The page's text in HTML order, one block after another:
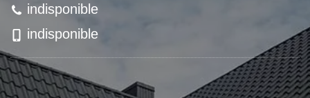
indisponible
indisponible